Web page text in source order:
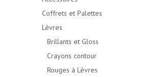
Coffrets et Palettes
Lèvres
Brillants et Gloss
Crayons contour
Rouges à Lèvres